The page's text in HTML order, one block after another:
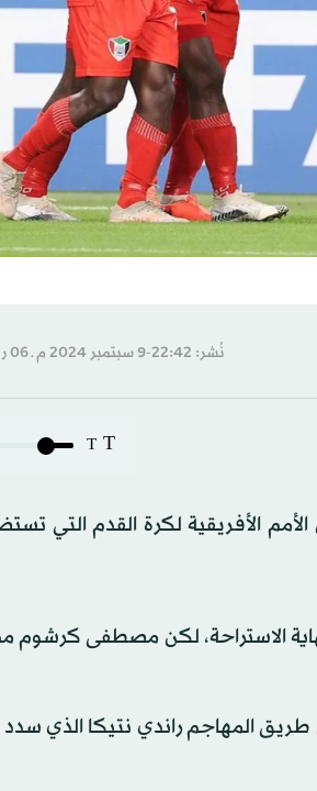
نُشر: 22:42-9 سبتمبر 2024 م ـ 06 ربيع الأول 1446 هـ
T
T
لكأس الأمم الأفريقية لكرة القدم التي
الاستراحة، لكن مصطفى كرشوم
المهاجم راندي نتيكا الذي